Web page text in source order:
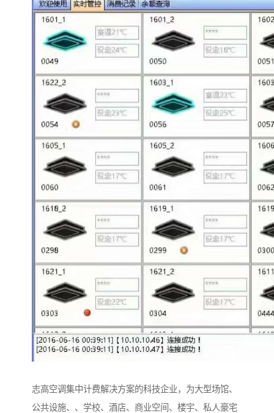
志高空调集中计费解决方案的科技企业，为大型场馆、
公共设施、、学校、酒店、商业空间、楼宇、私人豪宅